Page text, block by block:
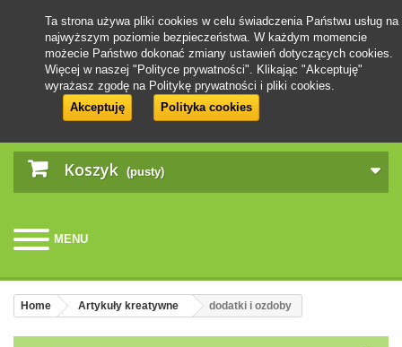
Koszyk (pusty)
MENU
Ta strona używa pliki cookies w celu świadczenia Państwu usług na
najwyższym poziomie bezpieczeństwa. W każdym momencie
możecie Państwo dokonać zmiany ustawień dotyczących cookies.
Więcej w naszej "Polityce prywatności". Klikając "Akceptuję"
wyrażasz zgodę na Politykę prywatności i pliki cookies.
Akceptuję
Polityka cookies
Home Artykuły kreatywne dodatki i ozdoby